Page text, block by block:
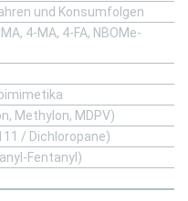
und Konsumfolgen
4-MA, 4-FA, NBOMe-
Methylon, MDPV)
/ Dichloropane)
Fentanyl)